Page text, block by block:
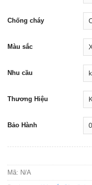
Chống cháy
Màu sắc
Nhu cầu
Thương Hiệu
Bảo Hành
Mã: N/A